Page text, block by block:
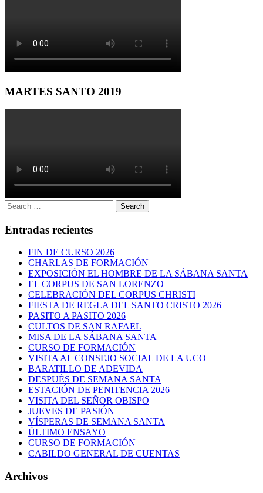
MARTES SANTO 2019
Search
for:
Search
Entradas recientes
FIN DE CURSO 2026
CHARLAS DE FORMACIÓN
EXPOSICIÓN EL HOMBRE DE LA SÁBANA SANTA
EL CORPUS DE SAN LORENZO
CELEBRACIÓN DEL CORPUS CHRISTI
FIESTA DE REGLA DEL SANTO CRISTO 2026
PASITO A PASITO 2026
CULTOS DE SAN RAFAEL
MISA DE LA SÁBANA SANTA
CURSO DE FORMACIÓN
VISITA AL CONSEJO SOCIAL DE LA UCO
BARATILLO DE ADEVIDA
DESPUÉS DE SEMANA SANTA
ESTACIÓN DE PENITENCIA 2026
VISITA DEL SEÑOR OBISPO
JUEVES DE PASIÓN
VÍSPERAS DE SEMANA SANTA
ÚLTIMO ENSAYO
CURSO DE FORMACIÓN
CABILDO GENERAL DE CUENTAS
Archivos